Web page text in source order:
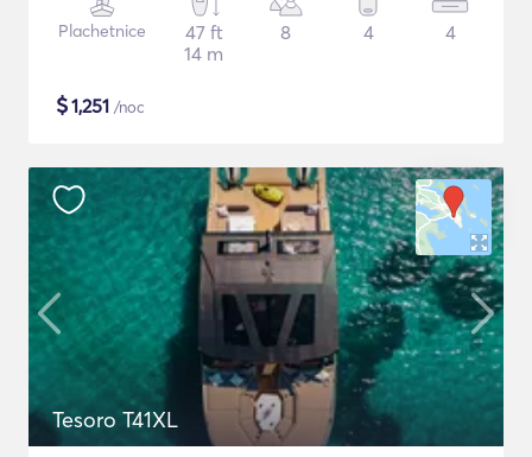
Plachetnice
47 ft
14 m
8 4 4
$1,251 /noc
Tesoro T41XL